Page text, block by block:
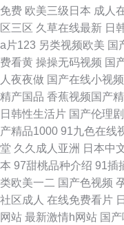
免费 欧美三级日本 成人
区三区 久草在线最新 日
a片123 另类视频欧美 国
费看黄 操操无码视频 国
人夜夜做 国产在线小视频
精产国品 香蕉视频国产
日韩性生活片 国产伦理剧
产精品1000 91九色在线
堂 久久成人亚洲 日本中
本 97甜桃品种介绍 91插
类欧美一二 国产色视频
社区成人 在线免费看片
网站 最新激情h网站 国